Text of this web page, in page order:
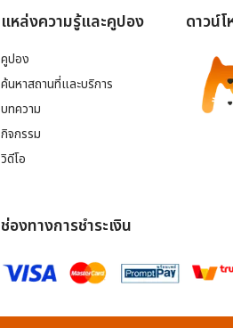
แหล่งความรู้และคูปอง
คูปอง
ค้นหาสถานที่และบริการ
บทความ
กิจกรรม
วิดีโอ
ดาวน์
ช่องทางการชำระเงิน